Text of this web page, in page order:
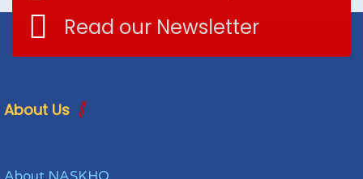
Read our Newsletter
About Us